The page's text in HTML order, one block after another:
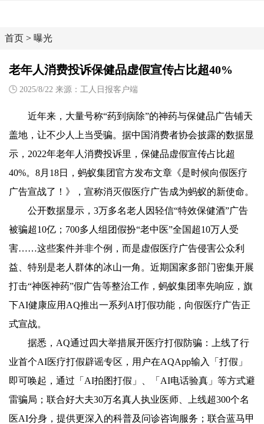
首页 > 曝光
老年人消费投诉保健品虚假宣传占比超40%
2025/8/22 来源：工人日报客户端
近年来，大量号称“药到病除”的神药与保健品广告铺天
盖地，让不少人上当受骗。据中国消费者协会披露的数据显
示，2022年老年人消费投诉里，保健品虚假宣传占比超
40%。8月18日，蚂蚁集团官方发布文章《是时候向假医疗
广告宣战了！》，宣称消灭假医疗广告成为蚂蚁的新使命。
公开数据显示，3万多名老人因轻信“特效保健酒”广告
被骗超10亿；700多人组团假扮“老中医”全国超10万人受
害……这些案件并非个例，而是虚假医疗广告侵害公众利
益、特别是老人群体的冰山一角。近期国家多部门密集开展
打击“神医神药”假广告等整治工作，蚂蚁集团率先响应，旗
下AI健康应用AQ推出一系列AI打假功能，向假医疗广告正
式宣战。
据悉，AQ通过四大举措展开医疗打假防骗：上线了行
业首个AI医疗打假辟谣专区，用户在AQApp输入「打假」
即可唤起，通过「AI拍图打假」、「AI电话验真」等方式避
雷骗局；联合好大夫30万名真人执业医师、上线超300个名
医AI分身，提供更深入的科普及问诊咨询服务；联合蓝马甲